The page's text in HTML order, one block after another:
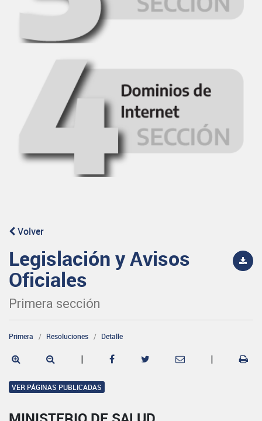
Volver
Legislación y Avisos
Oficiales
Primera sección
Primera Resoluciones Detalle
| |
VER PÁGINAS PUBLICADAS